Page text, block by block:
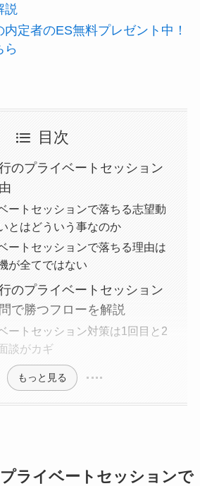
説
定者のES無料プレゼント中！
ら
目次
のプライベートセッション
ートセッションで落ちる志望動
とはどういう事なのか
ートセッションで落ちる理由は
が全てではない
のプライベートセッション
で勝つフローを解説
ートセッション対策は1回目と2
談がカギ
もっと見る
ライベートセッションで